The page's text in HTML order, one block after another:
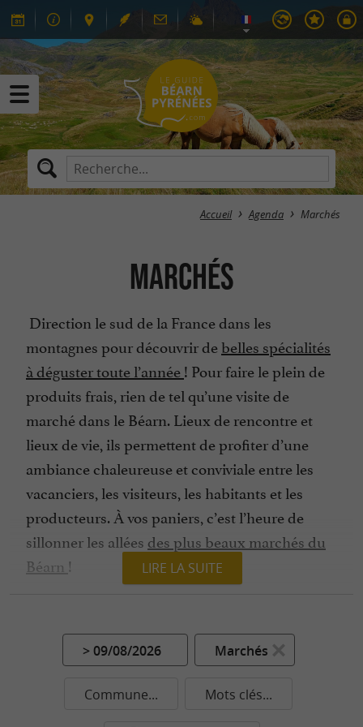
Accueil Agenda Marchés
Marchés
Direction le sud de la France dans les
montagnes pour découvrir debelles spécialités
à déguster toute l’année! Pour faire le plein de
produits frais, rien de tel qu’une visite de
marché dans le Béarn. Lieux de rencontre et
lieux de vie, ils permettent de profiter d’une
ambiance chaleureuse et conviviale entre les
vacanciers, les visiteurs, les habitants et les
producteurs. À vos paniers, c’est l’heure de
sillonner les allées des plus beaux marchés du
Béarn !
gourmandise ! Amateurs de viande, vous serez
ravis de déguster les volailles et les canards
fermiers de la région. Magret, gésier, aiguillette,
LIRE LA SUITE
> 09/08/2026 Marchés
Commune... Mots clés...